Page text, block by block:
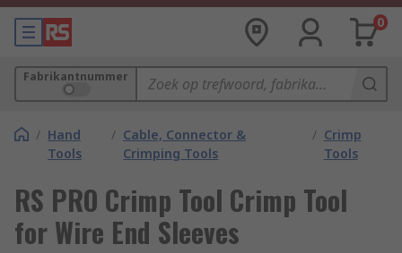
0
Fabrikantnummer
/ Hand
Tools
/ Cable, Connector &
Crimping Tools
/ Crimp
Tools
RS PRO Crimp Tool Crimp Tool
for Wire End Sleeves